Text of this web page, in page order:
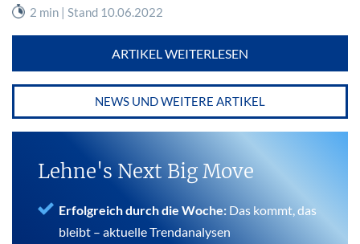
2 min | Stand 10.06.2022
ARTIKEL WEITERLESEN
NEWS UND WEITERE ARTIKEL
Lehne's Next Big Move
Erfolgreich durch die Woche: Das kommt, das
bleibt – aktuelle Trendanalysen